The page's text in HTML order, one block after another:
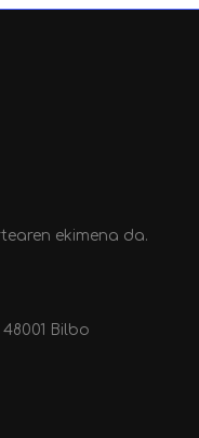
ekimena da.
Bilbo